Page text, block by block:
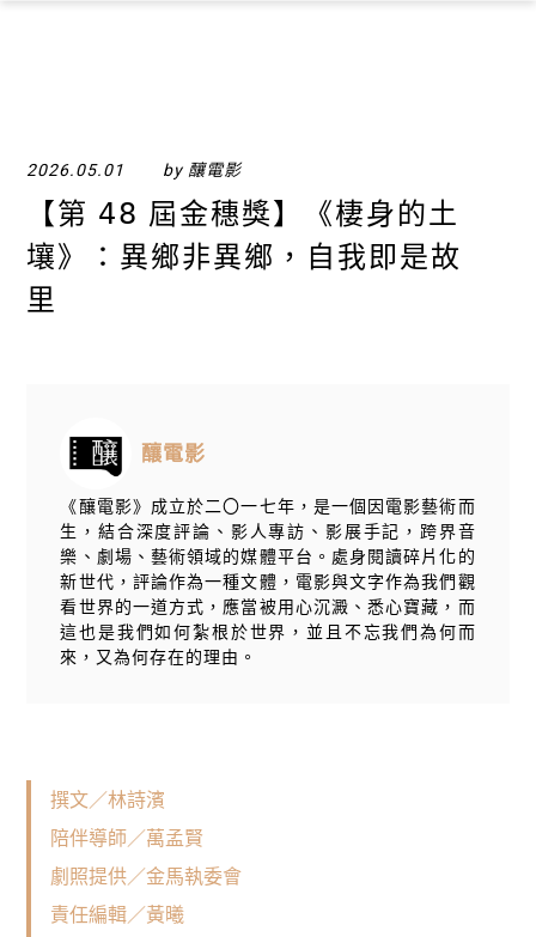
2026.05.01 by 釀電影
【​第 𝟦𝟪 屆金穗獎】《棲身的土
壤》：異鄉非異鄉，自我即是故
里
釀電影
《釀電影》成立於二〇一七年，是一個因電影藝術而
生，結合深度評論、影人專訪、影展手記，跨界音
樂、劇場、藝術領域的媒體平台。處身閱讀碎片化的
新世代，評論作為一種文體，電影與文字作為我們觀
看世界的一道方式，應當被用心沉澱、悉心寶藏，而
這也是我們如何紮根於世界，並且不忘我們為何而
來，又為何存在的理由。
撰文／林詩濱
陪伴導師／萬孟賢
劇照提供／金馬執委會
責任編輯／黃曦